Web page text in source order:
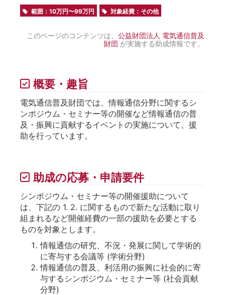
範囲：10万円〜99万円 対象経費：その他
このページのコンテンツは、公益財団法人 電気通信普及
財団 が実施する助成情報です。
概要・趣旨
電気通信普及財団では、情報通信分野に関するシ
ンポジウム・セミナー等の開催など情報通信の普
及・振興に貢献するイベントの実施について、援
助を行っています。
助成の応募・申請要件
シンポジウム・セミナー等の開催援助について
は、下記の 1. 2. に関するもので新たな活動に取り
組まれるなど開催経費の一部の援助を必要とする
ものを対象とします。
情報通信の研究、不況・発展に関して学術的
に寄与する会議等 (学術分野)
情報通信の普及、利活用の振興に社会的に寄
与するシンポジウム・セミナー等 (社会貢献
分野)